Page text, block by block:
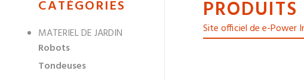
MENU
NAVIGATION
DES
CATÉGORIES
MATERIEL DE JARDIN
Robots
Tondeuses
Site officiel de e-Power